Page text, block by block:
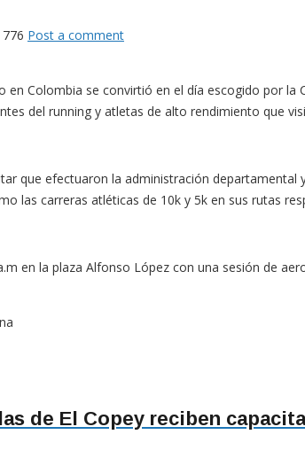
776 Post a comment
en Colombia se convirtió en el día escogido por
del running y atletas de alto rendimiento que
que efectuaron la administración
las carreras atléticas de 10k y 5k en sus rutas
en la plaza Alfonso López con una sesión de
de El Copey reciben